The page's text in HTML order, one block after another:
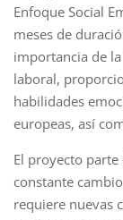
Enfoque Social
meses de
importancia de
laboral,
habilidades
europeas, así
El proyecto
constante
requiere nuevas